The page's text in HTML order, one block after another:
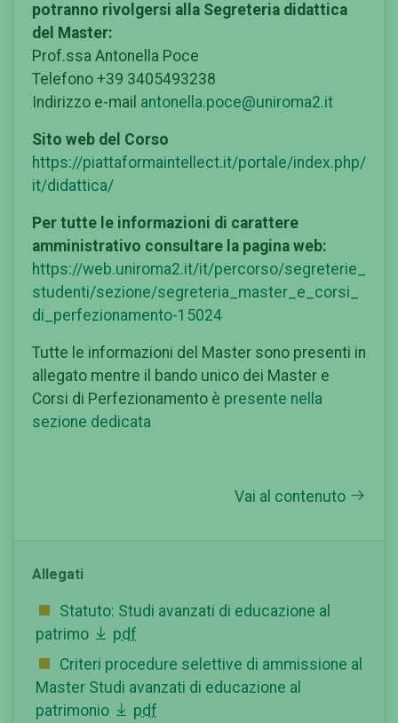
potranno rivolgersi alla Segreteria didattica
del Master:
Prof.ssa Antonella Poce
Telefono +39 3405493238
Indirizzo e-mail antonella.poce@uniroma2.it
Sito web del Corso
https://piattaformaintellect.it/portale/index.php/
it/didattica/
Per tutte le informazioni di carattere
amministrativo consultare la pagina web:
https://web.uniroma2.it/it/percorso/segreterie_
studenti/sezione/segreteria_master_e_corsi_
di_perfezionamento-15024
Tutte le informazioni del Master sono presenti in
allegato mentre il bando unico dei Master e
Corsi di Perfezionamento è presente nella
sezione dedicata
Vai al contenuto
Allegati
Statuto: Studi avanzati di educazione al
patrimo
pdf
Criteri procedure selettive di ammissione al
Master Studi avanzati di educazione al
patrimonio
pdf